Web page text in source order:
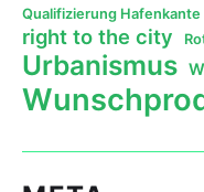
Qualifizierung Hafenkante
right to the city
Urbanismus